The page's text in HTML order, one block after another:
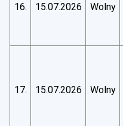
16. 15.07.2026 Wolny
17. 15.07.2026 Wolny